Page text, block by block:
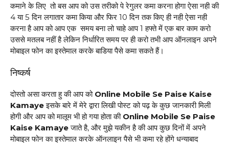
कमाने के लिए तो बस आप को उस तरीको पे रेगुलर कमा करना होगा ऐसा नही की
4 या 5 दिन लगातार कमा किया और फिर 10 दिन तक किए ही नही ऐसा नही
करना है आप को आप एक समय बना लो चाहे आप 1 हफ्ते में एक बार काम करो
उससे मतलब नहीं है लेकिन निर्धारित समय पर ही करो तभी आप ऑनलाइन अपने
मोबाइल फोन का इस्तेमाल करके बाडिया पैसे कमा सकते हैं।
निष्कर्ष
दोस्तो असा करता हु की आप को Online Mobile Se Paise Kaise
Kamayeइसके बारे में मेरे द्वारा लिखी पोस्ट को पढ़ के कुछ जानकारी मिली
होगी और आप को मालूम भी हो गया होता की Online Mobile Se Paise
Kaise Kamayeजाते है, और मुझे यकीन है की आप कुछ दिनों में अपने
मोबाइल फोन का इस्तेमाल करके ऑनलाइन पैसे भी कमा रहे होंगे धन्याबाद